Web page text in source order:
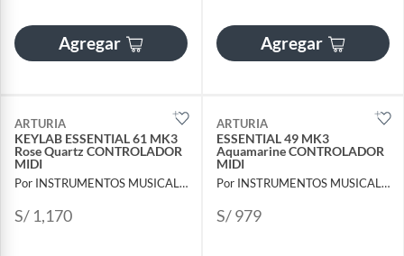
Agregar Agregar
ARTURIA
KEYLAB ESSENTIAL 61 MK3
Rose Quartz CONTROLADOR
MIDI
Por INSTRUMENTOS MUSICALES AYMARA
S/ 1,170
ARTURIA
ESSENTIAL 49 MK3
Aquamarine CONTROLADOR
MIDI
Por INSTRUMENTOS MUSICALES AYMARA
S/ 979